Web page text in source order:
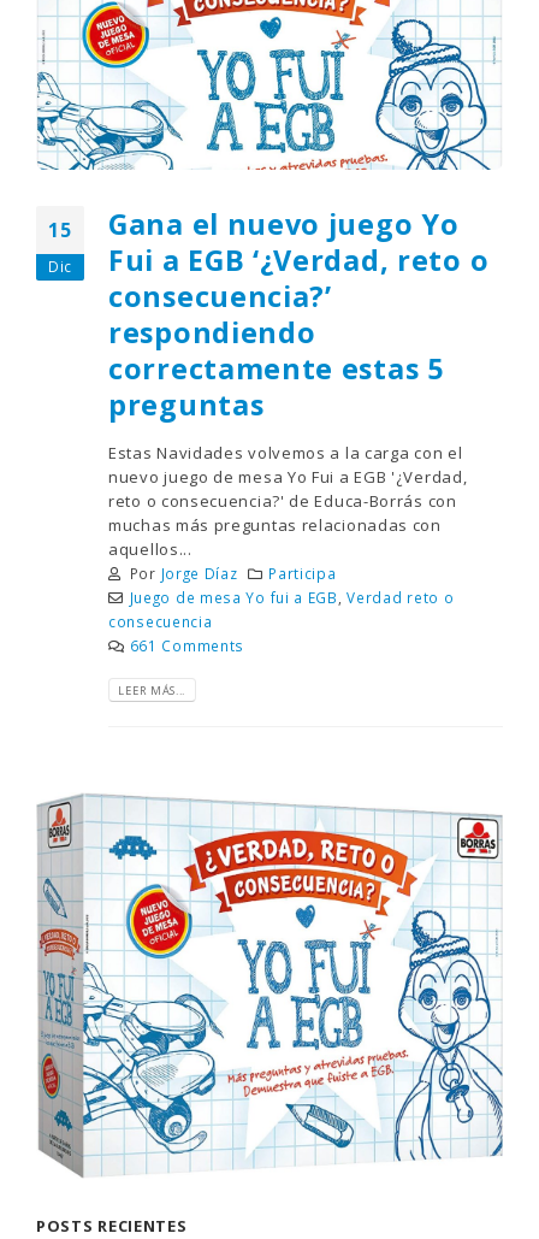
15
Dic
Gana el nuevo juego Yo
Fui a EGB ‘¿Verdad, reto o
consecuencia?’
respondiendo
correctamente estas 5
preguntas
Estas Navidades volvemos a la carga con el
nuevo juego de mesa Yo Fui a EGB '¿Verdad,
reto o consecuencia?' de Educa-Borrás con
muchas más preguntas relacionadas con
aquellos...
Por Jorge Díaz
Participa
Juego de mesa Yo fui a EGB,Verdad reto o
consecuencia
661 Comments
LEER MÁS...
POSTS RECIENTES